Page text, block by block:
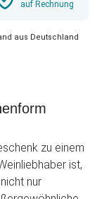
auf Rechnung
aus Deutschland
zu einem
ist,
nur